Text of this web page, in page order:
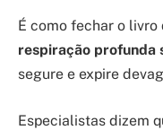
É como fechar o
respiração profunda
segure e expire
Especialistas dizem